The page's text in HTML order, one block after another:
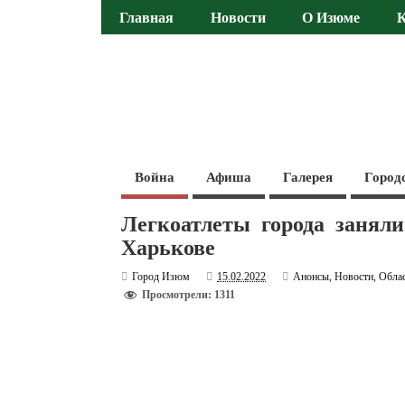
Главная Новости О Изюме
Война Афиша Галерея
Легкоатлеты города
Харькове
Город Изюм 15.02.2022 Анонсы,Новости,
Просмотрели: 1311